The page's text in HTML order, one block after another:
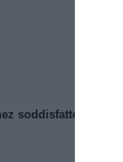
soddisfatto del